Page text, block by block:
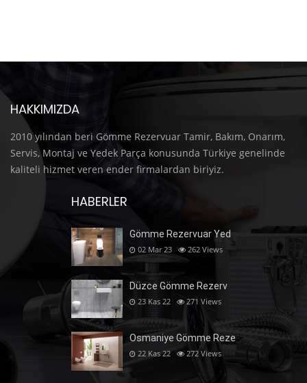
HAKKIMIZDA
2010 yılından beri Gömme Rezervuar Tamir, Bakım, Onarım,
Servis, Montaj ve Yedek Parça konusunda Türkiye genelinde
kaliteli hizmet veren ender firmalardan biriyiz.
HABERLER
Gömme Rezervuar Yed
02 Mar 23 262 Views
Düzce Gömme Rezerv
23 Kas 22 271 Views
Osmaniye Gömme Reze
22 Kas 22 272 Views